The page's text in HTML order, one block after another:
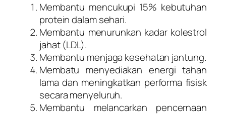
Membantu mencukupi 15% kebutuhan
protein dalam sehari.
Membantu menurunkan kadar kolestrol
jahat (LDL).
Membantu menjaga kesehatan jantung.
Membatu menyediakan energi tahan
lama dan meningkatkan performa fisisk
secara menyeluruh.
Membantu melancarkan pencernaan